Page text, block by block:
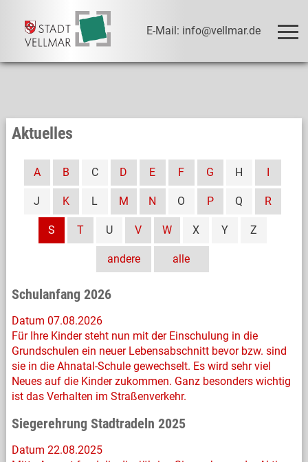
E-Mail: info@vellmar.de
Aktuelles
alle
A B C D E F G H I
J K L M N O P Q R
S T U V W X Y Z
andere
Schulanfang 2026
Datum 07.08.2026
Für Ihre Kinder steht nun mit der Einschulung in die
Grundschulen ein neuer Lebensabschnitt bevor bzw. sind
sie in die Ahnatal-Schule gewechselt. Es wird sehr viel
Neues auf die Kinder zukommen. Ganz besonders wichtig
ist das Verhalten im Straßenverkehr.
Siegerehrung Stadtradeln 2025
Datum 22.08.2025